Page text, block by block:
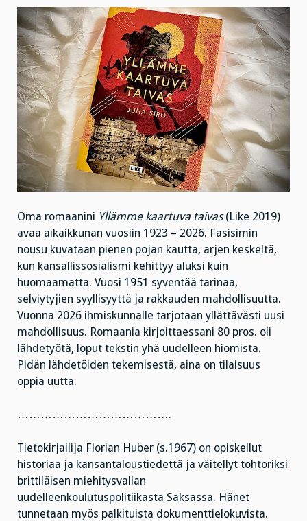
Oma romaanini Yllämme kaartuva taivas(Like 2019)
avaa aikaikkunan vuosiin 1923 – 2026. Fasisimin
nousu kuvataan pienen pojan kautta, arjen keskeltä,
kun kansallissosialismi kehittyy aluksi kuin
huomaamatta. Vuosi 1951 syventää tarinaa,
selviytyjien syyllisyyttä ja rakkauden mahdollisuutta.
Vuonna 2026 ihmiskunnalle tarjotaan yllättävästi uusi
mahdollisuus. Romaania kirjoittaessani 80 pros. oli
lähdetyötä, loput tekstin yhä uudelleen hiomista.
Pidän lähdetöiden tekemisestä, aina on tilaisuus
oppia uutta.
………………………………….
Tietokirjailija Florian Huber (s.1967) on opiskellut
historiaa ja kansantaloustiedettä ja väitellyt tohtoriksi
brittiläisen miehitysvallan
uudelleenkoulutuspolitiikasta Saksassa. Hänet
tunnetaan myös palkituista dokumenttielokuvista.